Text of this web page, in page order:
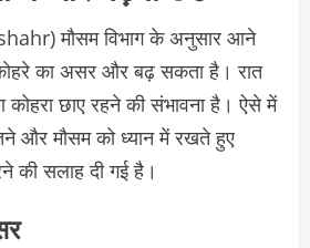
मौसम विभाग के अनुसार आने
का असर और बढ़ सकता है। रात
छाए रहने की संभावना है। ऐसे में
और मौसम को ध्यान में रखते हुए
की सलाह दी गई है।